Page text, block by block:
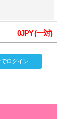
0JPY (一対)
でログイン